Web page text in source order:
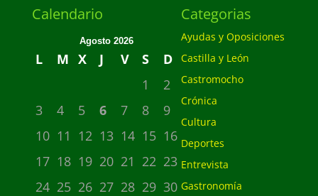
Calendario
Agosto 2026
L M X J V S
D
1
2
3
4 5 6 7 8
9
10 11 12 13 14 15 16
17 18 19 20 21 22 23
24 25 26 27 28 29 30
Categorias
Ayudas y Oposiciones
Castilla y León
Castromocho
Crónica
Cultura
Deportes
Entrevista
Gastronomía